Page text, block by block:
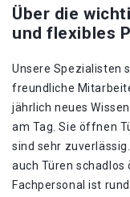
Über die
und flexibles
Unsere Spezialisten
freundliche
jährlich neues
am Tag. Sie öffnen
sind sehr
auch Türen
Fachpersonal ist